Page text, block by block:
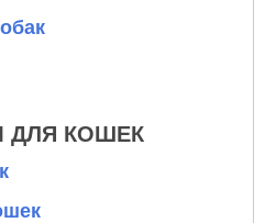
ДЛЯ КОШЕК